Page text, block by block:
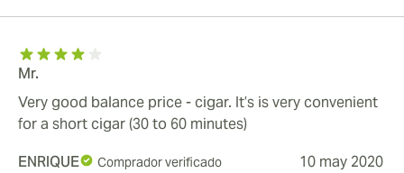
Mr.
Very good balance price - cigar. It’s is very convenient
for a short cigar (30 to 60 minutes)
ENRIQUE
Comprador verificado 10 may 2020